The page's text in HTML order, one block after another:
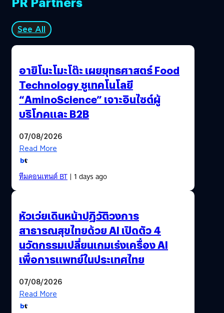
See All
อายิโนะโมะโต๊ะ เผยยุทธศาสตร์ Food
Technology ชูเทคโนโลยี
“AminoScience” เจาะอินไซต์ผู้
บริโภคและ B2B
07/08/2026
Read More
ทีมคอนเทนต์ BT| 1 days ago
หัวเว่ยเดินหน้าปฏิวัติวงการ
สาธารณสุขไทยด้วย AI เปิดตัว 4
นวัตกรรมเปลี่ยนเกมเร่งเครื่อง AI
เพื่อการแพทย์ในประเทศไทย
07/08/2026
Read More